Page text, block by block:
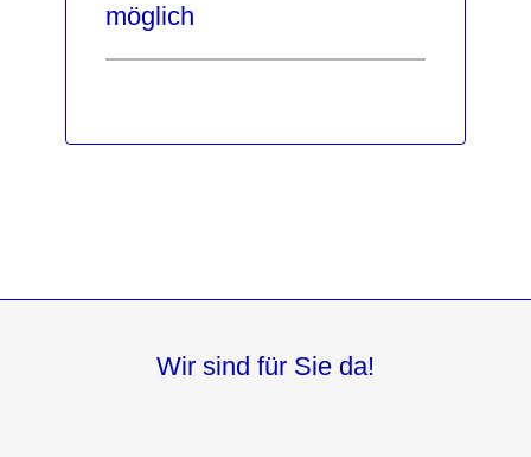
möglich
Wir sind für Sie da!